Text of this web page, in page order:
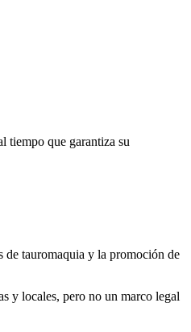
tiempo que garantiza su
de tauromaquia y la promoción de
y locales, pero no un marco legal